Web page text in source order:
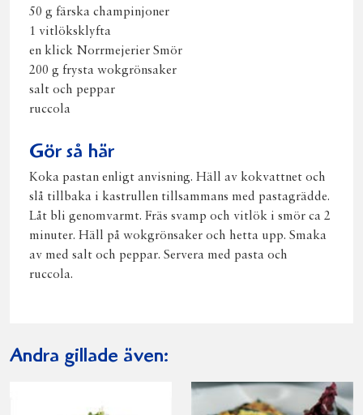
50 g färska champinjoner
1 vitlöksklyfta
en klick Norrmejerier Smör
200 g frysta wokgrönsaker
salt och peppar
ruccola
Gör så här
Koka pastan enligt anvisning. Häll av kokvattnet och
slå tillbaka i kastrullen tillsammans med pastagrädde.
Låt bli genomvarmt. Fräs svamp och vitlök i smör ca 2
minuter. Häll på wokgrönsaker och hetta upp. Smaka
av med salt och peppar. Servera med pasta och
ruccola.
Andra gillade även: